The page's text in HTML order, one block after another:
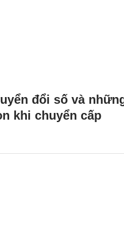
đổi số và
khi chuyển cấp